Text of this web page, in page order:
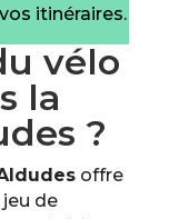
itinéraires.
vélo
la
?
offre
de